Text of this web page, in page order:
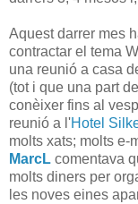
Aquest darrer mes
contractar el tema
una reunió a casa
(tot i que una part
conèixer fins al
reunió a l'Hotel
molts xats; molts e-
MarcL comentava
molts diners per
les noves eines